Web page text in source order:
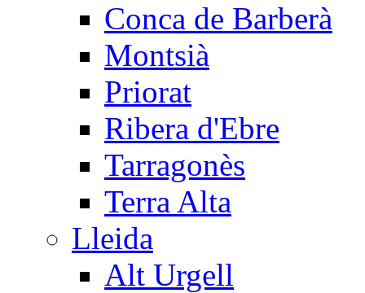
Conca de Barberà
Montsià
Priorat
Ribera d'Ebre
Tarragonès
Terra Alta
Lleida
Alt Urgell